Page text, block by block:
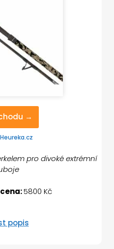
→
pro divoké extrémní
5800 Kč
popis